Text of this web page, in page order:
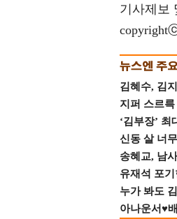
기사제보
김혜수, 김
지퍼 스르
‘김부장’
신동 살 너
송혜교, 남
유재석 포
누가 봐도
아나운서♥